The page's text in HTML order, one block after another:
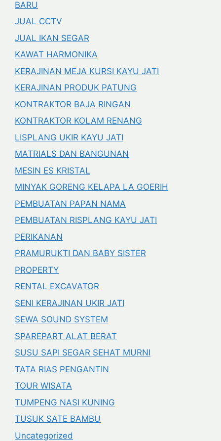
BARU
JUAL CCTV
JUAL IKAN SEGAR
KAWAT HARMONIKA
KERAJINAN MEJA KURSI KAYU JATI
KERAJINAN PRODUK PATUNG
KONTRAKTOR BAJA RINGAN
KONTRAKTOR KOLAM RENANG
LISPLANG UKIR KAYU JATI
MATRIALS DAN BANGUNAN
MESIN ES KRISTAL
MINYAK GORENG KELAPA LA GOERIH
PEMBUATAN PAPAN NAMA
PEMBUATAN RISPLANG KAYU JATI
PERIKANAN
PRAMURUKTI DAN BABY SISTER
PROPERTY
RENTAL EXCAVATOR
SENI KERAJINAN UKIR JATI
SEWA SOUND SYSTEM
SPAREPART ALAT BERAT
SUSU SAPI SEGAR SEHAT MURNI
TATA RIAS PENGANTIN
TOUR WISATA
TUMPENG NASI KUNING
TUSUK SATE BAMBU
Uncategorized